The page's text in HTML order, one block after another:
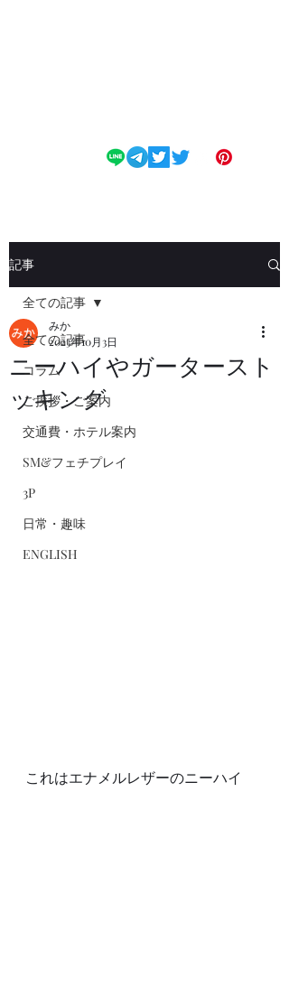
記事
全ての記事
コラム
ご挨拶・ご案内
交通費・ホテル案内
SM&フェチプレイ
3P
日常・趣味
ENGLISH
全ての記事
ニーハイやガータースト
ッキング
みか
2023年10月3日
これはエナメルレザーのニーハイ